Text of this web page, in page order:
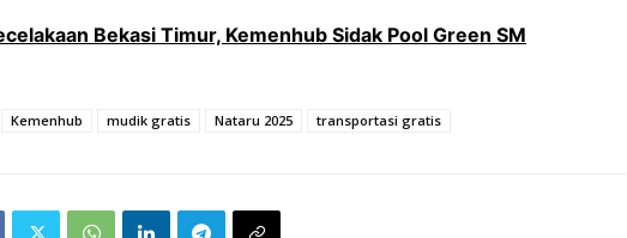
Bekasi Timur, Kemenhub Sidak Pool Green SM
Kemenhub mudik gratis Nataru 2025 transportasi gratis